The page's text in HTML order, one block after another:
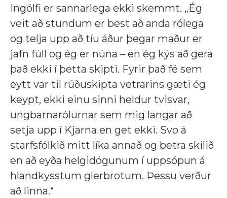
Ingólfi er sannarlega ekki skemmt. „Ég
veit að stundum er best að anda rólega
og telja upp að tíu áður þegar maður er
jafn fúll og ég er núna – en ég kýs að gera
það ekki í þetta skipti. Fyrir það fé sem
eytt var til rúðuskipta vetrarins gæti ég
keypt, ekki einu sinni heldur tvisvar,
ungbarnarólurnar sem mig langar að
setja upp í Kjarna en get ekki. Svo á
starfsfólkið mitt líka annað og betra skilið
en að eyða helgidögunum í uppsópun á
hlandkysstum glerbrotum. Þessu verður
að linna.“